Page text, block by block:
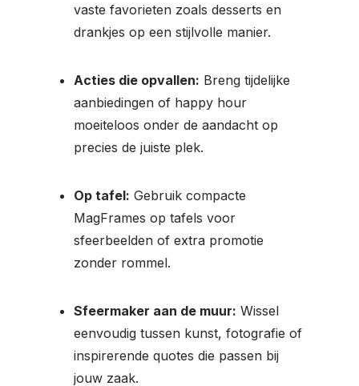
vaste favorieten zoals desserts en
drankjes op een stijlvolle manier.
Acties die opvallen: Breng tijdelijke
aanbiedingen of happy hour
moeiteloos onder de aandacht op
precies de juiste plek.
Op tafel: Gebruik compacte
MagFrames op tafels voor
sfeerbeelden of extra promotie
zonder rommel.
Sfeermaker aan de muur: Wissel
eenvoudig tussen kunst, fotografie of
inspirerende quotes die passen bij
jouw zaak.